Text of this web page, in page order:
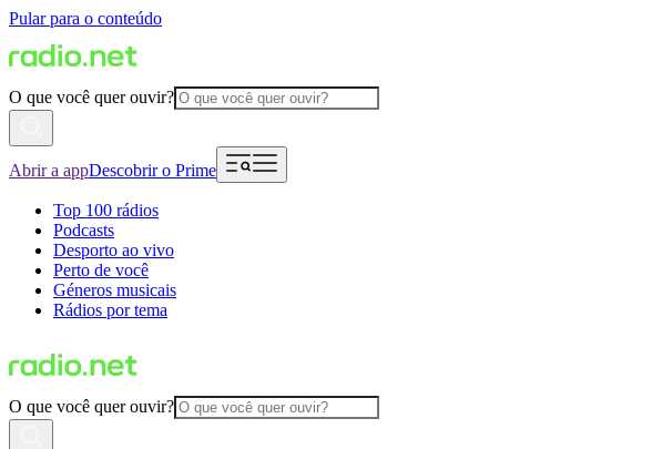
Pular para o conteúdo
O que você quer ouvir?
Abrir a appDescobrir o Prime
Top 100 rádios
Podcasts
Desporto ao vivo
Perto de você
Géneros musicais
Rádios por tema
O que você quer ouvir?